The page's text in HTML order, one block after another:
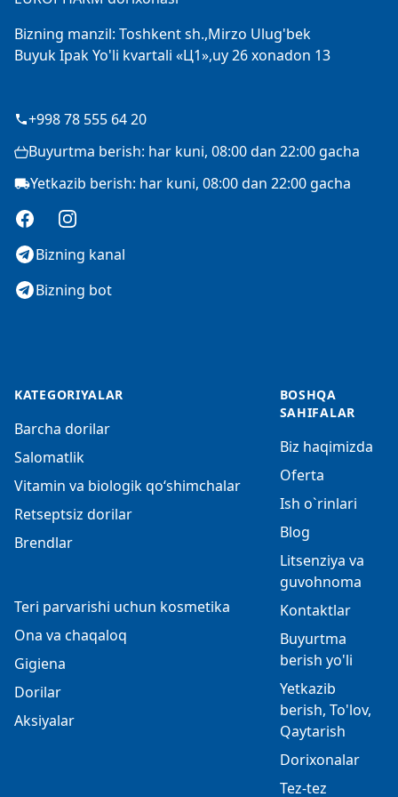
Bizning manzil: Toshkent sh.,Mirzo Ulug'bek
Buyuk Ipak Yo'li kvartali «Ц1»,uy 26 xonadon 13
+998 78 555 64 20
Buyurtma berish: har kuni, 08:00 dan 22:00 gacha
Yetkazib berish: har kuni, 08:00 dan 22:00 gacha
FacebookInstagram
Bizning kanal
Bizning bot
KATEGORIYALAR
Barcha dorilar
Salomatlik
Vitamin va biologik qo‘shimchalar
Retseptsiz dorilar
Brendlar
Teri parvarishi uchun kosmetika
Ona va chaqaloq
Gigiena
Dorilar
Aksiyalar
BOSHQA
SAHIFALAR
Biz haqimizda
Oferta
Ish o`rinlari
Blog
Litsenziya va
guvohnoma
Kontaktlar
Buyurtma
berish yo'li
Yetkazib
berish, To'lov,
Qaytarish
Dorixonalar
Tez-tez